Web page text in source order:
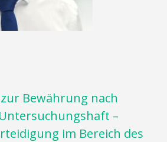
Bewährung nach
–
im Bereich des